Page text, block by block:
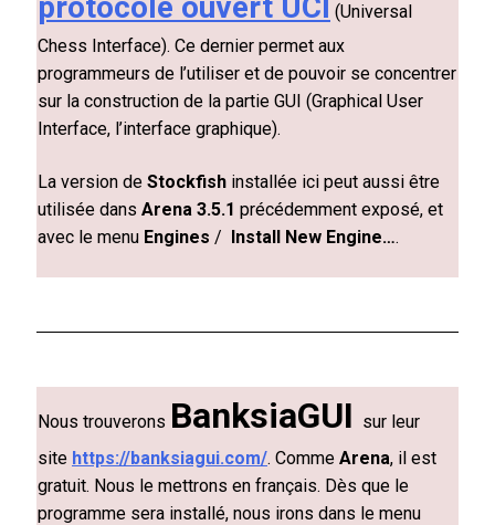
protocole ouvert UCI (Universal
Chess Interface). Ce dernier permet aux
programmeurs de l’utiliser et de pouvoir se concentrer
sur la construction de la partie GUI (Graphical User
Interface, l’interface graphique).
La version de Stockfish installée ici peut aussi être
utilisée dans Arena 3.5.1 précédemment exposé, et
avec le menu Engines / Install New Engine….
Nous trouverons BanksiaGUI sur leur
site https://banksiagui.com/. Comme Arena, il est
gratuit. Nous le mettrons en français. Dès que le
programme sera installé, nous irons dans le menu